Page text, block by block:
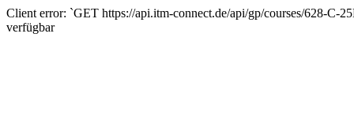
Client error: `GET https://api.itm-connect.de/api/gp/courses/628-C-
verfügbar